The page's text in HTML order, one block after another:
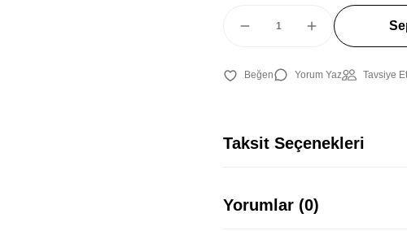
Yorum Yaz Tavsiye Et
Taksit Seçenekleri
Yorumlar (0)